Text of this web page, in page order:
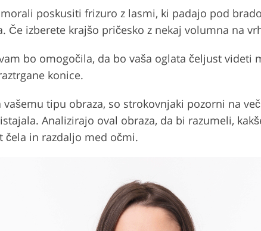
poskusiti frizuro z lasmi, ki padajo pod
Če izberete krajšo pričesko z nekaj volumna na
bo omogočila, da bo vaša oglata čeljust videti
konice.
tipu obraza, so strokovnjaki pozorni na
Analizirajo oval obraza, da bi razumeli,
čela in razdaljo med očmi.